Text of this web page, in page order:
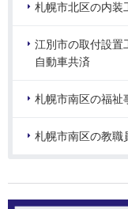
札幌市北区の内
江別市の取付設
自動車共済
札幌市南区の福
札幌市南区の教職